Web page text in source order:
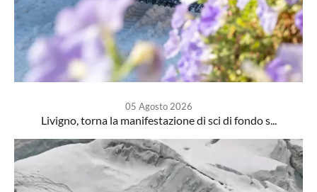
05 Agosto 2026
Livigno, torna la manifestazione di sci di fondo s...